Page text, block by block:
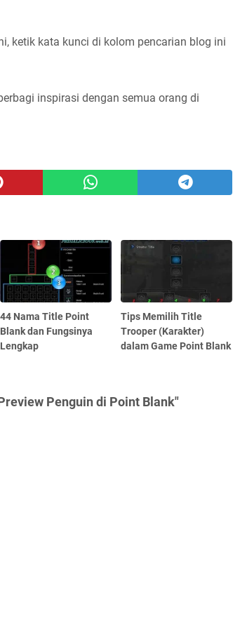
ketik kata kunci di kolom pencarian blog ini
inspirasi dengan semua orang di
44 Nama Title Point
Blank dan Fungsinya
Lengkap
Tips Memilih Title
Trooper (Karakter)
dalam Game Point Blank
Penguin di Point Blank"